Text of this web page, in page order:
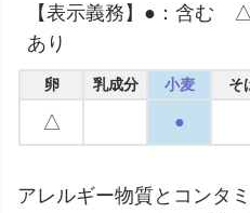
【表示義務】●：含む
あり
卵 乳成分 小麦 そ
△ ●
アレルギー物質とコンタ